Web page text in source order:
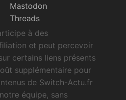
Mastodon
Threads
à des
et peut percevoir
certains liens présents
supplémentaire pour
de Switch-Actu.fr
équipe, sans